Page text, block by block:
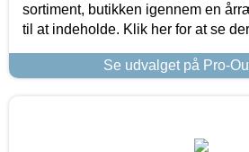
sortiment, butikken igennem en
til at indeholde. Klik her for at se
Se udvalget på Pro-